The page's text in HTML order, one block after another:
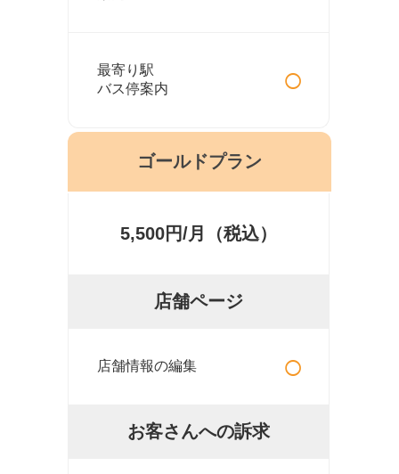
最寄り駅
バス停案内
○
ゴールドプラン
5,500円/月（税込）
店舗ページ
店舗情報の編集 ○
お客さんへの訴求